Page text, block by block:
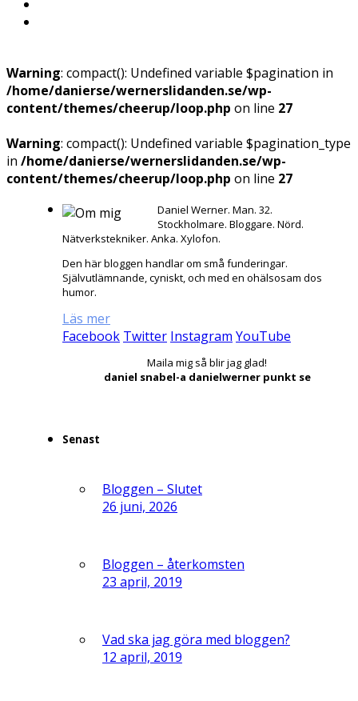
Warning: compact(): Undefined variable $pagination in
/home/danierse/wernerslidanden.se/wp-
content/themes/cheerup/loop.php on line 27
Warning: compact(): Undefined variable $pagination_type
in /home/danierse/wernerslidanden.se/wp-
content/themes/cheerup/loop.php on line 27
Daniel Werner. Man. 32.
Stockholmare. Bloggare. Nörd.
Nätverkstekniker. Anka. Xylofon.
Den här bloggen handlar om små funderingar.
Självutlämnande, cyniskt, och med en ohälsosam dos
humor.
Läs mer
Facebook Twitter Instagram YouTube
Maila mig så blir jag glad!
daniel snabel-a danielwerner punkt se
Senast
Bloggen – Slutet
26 juni, 2026
Bloggen – återkomsten
23 april, 2019
Vad ska jag göra med bloggen?
12 april, 2019